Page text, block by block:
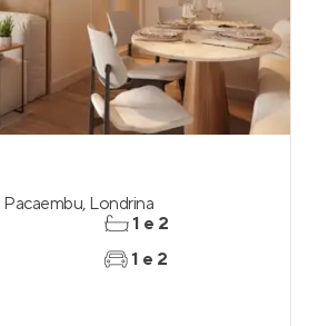
Pacaembu, Londrina
1 e 2
1 e 2